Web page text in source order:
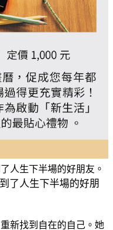
了人生下半場的好朋